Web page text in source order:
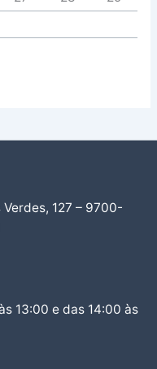
127 – 9700-
13:00 e das 14:00 às